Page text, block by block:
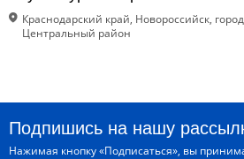
Краснодарский край, Новороссийск,
Центральный район
Подпишись на нашу
Нажимая кнопку «Подписаться», вы